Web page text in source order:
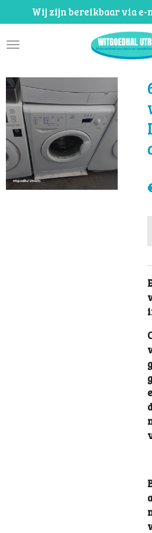
to
main
Wij zijn bereikbaar via e-